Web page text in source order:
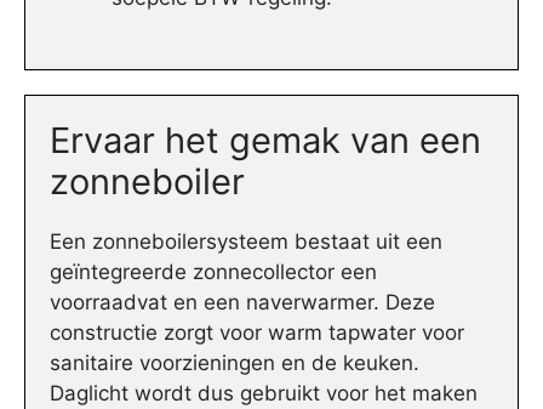
Ervaar het gemak van een
zonneboiler
Een zonneboilersysteem bestaat uit een
geïntegreerde zonnecollector een
voorraadvat en een naverwarmer. Deze
constructie zorgt voor warm tapwater voor
sanitaire voorzieningen en de keuken.
Daglicht wordt dus gebruikt voor het maken